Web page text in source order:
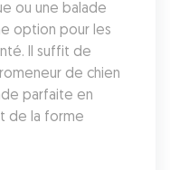
ou une balade
option pour les
Il suffit de
de chien
parfaite en
de la forme